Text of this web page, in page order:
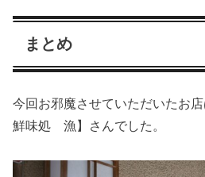
まとめ
今回お邪魔させていただいたお
鮮味処 漁】さんでした。